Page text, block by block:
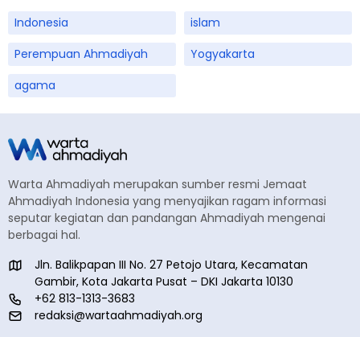
Indonesia
islam
Perempuan Ahmadiyah
Yogyakarta
agama
Warta Ahmadiyah merupakan sumber resmi Jemaat
Ahmadiyah Indonesia yang menyajikan ragam informasi
seputar kegiatan dan pandangan Ahmadiyah mengenai
berbagai hal.
Jln. Balikpapan III No. 27 Petojo Utara, Kecamatan
Gambir, Kota Jakarta Pusat – DKI Jakarta 10130
+62 813-1313-3683
redaksi@wartaahmadiyah.org